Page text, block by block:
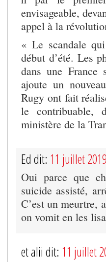
envisageable,
appel à la
« Le scandale
début d’été. Les
dans une France
ajoute un
Rugy ont fait
le contribuable,
ministère de la
Ed dit: 11 juillet
Oui parce que
suicide assisté,
C’est un meurtre,
on vomit en les
et alii dit: 11 juillet